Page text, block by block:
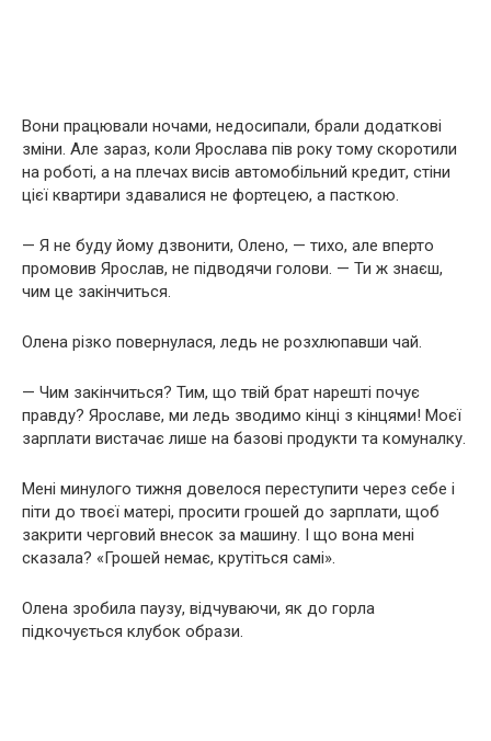
Вони працювали ночами, недосипали, брали додаткові
зміни. Але зараз, коли Ярослава пів року тому скоротили
на роботі, а на плечах висів автомобільний кредит, стіни
цієї квартири здавалися не фортецею, а пасткою.
— Я не буду йому дзвонити, Олено, — тихо, але вперто
промовив Ярослав, не підводячи голови. — Ти ж знаєш,
чим це закінчиться.
Олена різко повернулася, ледь не розхлюпавши чай.
— Чим закінчиться? Тим, що твій брат нарешті почує
правду? Ярославе, ми ледь зводимо кінці з кінцями! Моєї
зарплати вистачає лише на базові продукти та комуналку.
Мені минулого тижня довелося переступити через себе і
піти до твоєї матері, просити грошей до зарплати, щоб
закрити черговий внесок за машину. І що вона мені
сказала? «Грошей немає, крутіться самі».
Олена зробила паузу, відчуваючи, як до горла
підкочується клубок образи.